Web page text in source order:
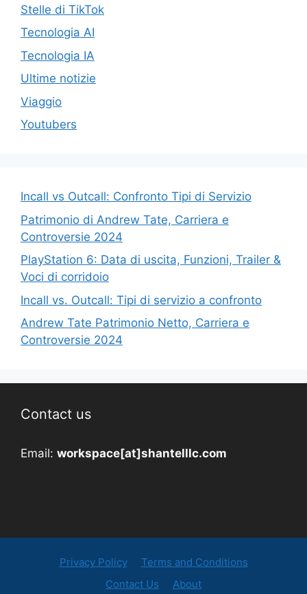
Stelle di TikTok
Tecnologia AI
Tecnologia IA
Ultime notizie
Viaggio
Youtubers
Incall vs Outcall: Confronto Tipi di Servizio
Patrimonio di Andrew Tate, Carriera e
Controversie 2024
PlayStation 6: Data di uscita, Funzioni, Trailer &
Voci di corridoio
Incall vs. Outcall: Tipi di servizio a confronto
Andrew Tate Patrimonio Netto, Carriera e
Controversie 2024
Contact us
Email: workspace[at]shantelllc.com
Privacy Policy
Terms and Conditions
Contact Us
About